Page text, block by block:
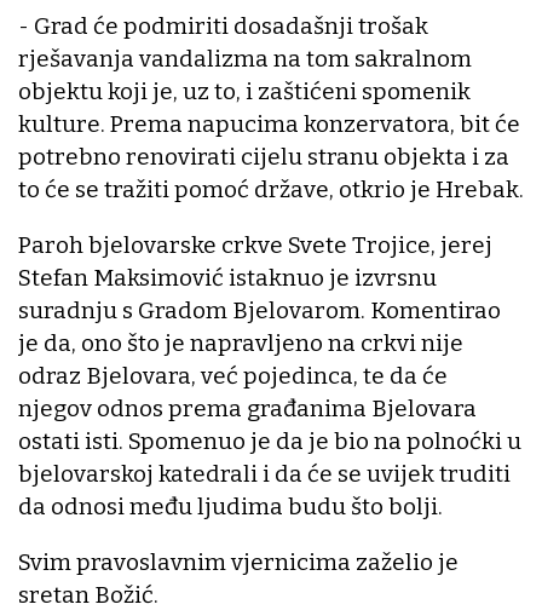
- Grad će podmiriti dosadašnji trošak
rješavanja vandalizma na tom sakralnom
objektu koji je, uz to, i zaštićeni spomenik
kulture. Prema napucima konzervatora, bit će
potrebno renovirati cijelu stranu objekta i za
to će se tražiti pomoć države, otkrio je Hrebak.
Paroh bjelovarske crkve Svete Trojice, jerej
Stefan Maksimović istaknuo je izvrsnu
suradnju s Gradom Bjelovarom. Komentirao
je da, ono što je napravljeno na crkvi nije
odraz Bjelovara, već pojedinca, te da će
njegov odnos prema građanima Bjelovara
ostati isti. Spomenuo je da je bio na polnoćki u
bjelovarskoj katedrali i da će se uvijek truditi
da odnosi među ljudima budu što bolji.
Svim pravoslavnim vjernicima zaželio je
sretan Božić.